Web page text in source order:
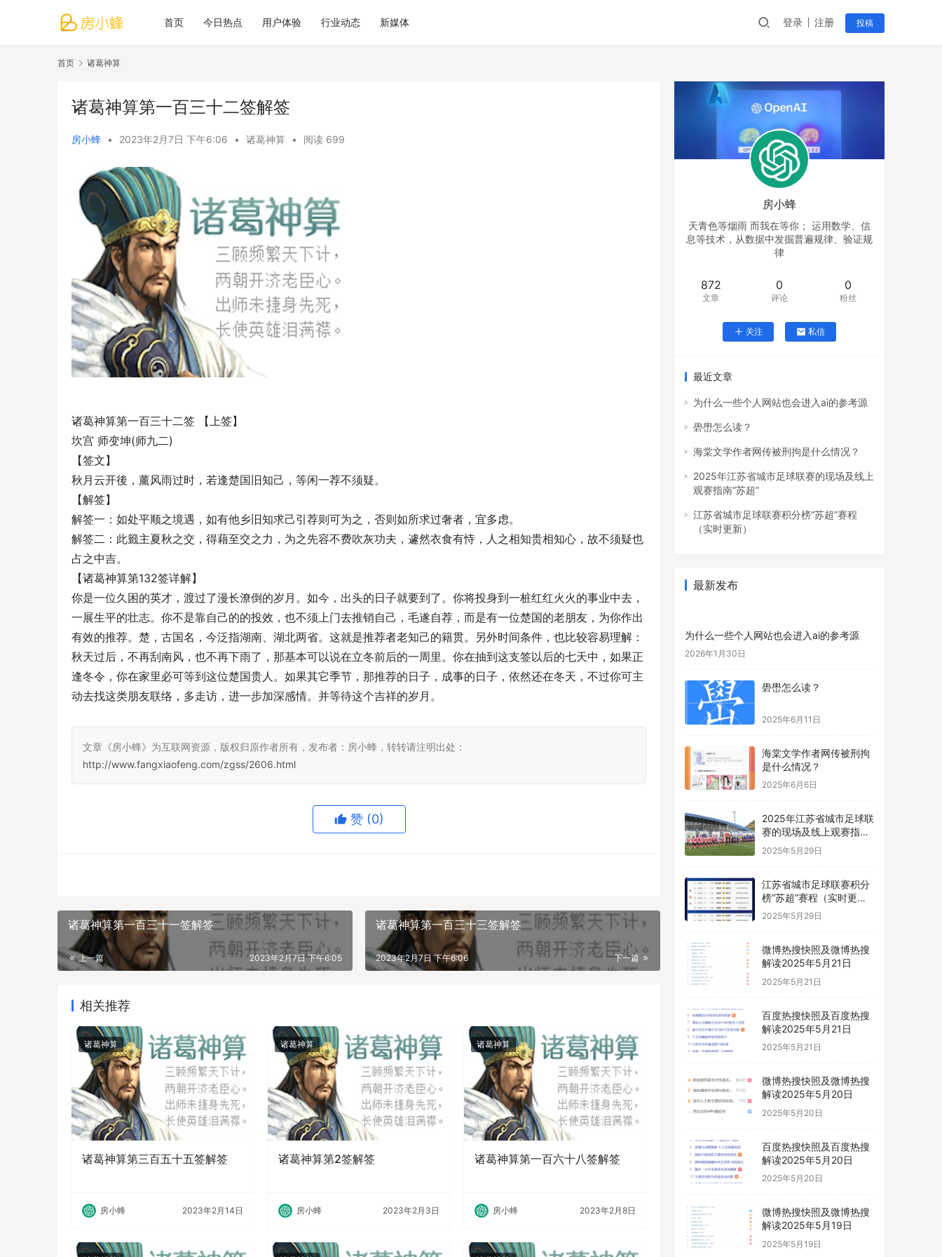
首页 今日热点 用户体验 行业动态 新媒体 登录 注册 投稿
首页 诸葛神算
诸葛神算第一百三十二签解签
房小蜂 • 2023年2月7日 下午6:06 • 诸葛神算 • 阅读 699
诸葛神算第一百三十二签 【上签】
坎宫 师变坤(师九二)
【签文】
秋月云开後，薰风雨过时，若逢楚国旧知己，等闲一荐不须疑。
【解签】
解签一：如处平顺之境遇，如有他乡旧知求己引荐则可为之，否则如所求过奢者，宜多虑。
解签二：此籤主夏秋之交，得藉至交之力，为之先容不费吹灰功夫，遽然衣食有恃，人之相知贵相知心，故不须疑也
占之中吉。
【诸葛神算第132签详解】
你是一位久困的英才，渡过了漫长潦倒的岁月。如今，出头的日子就要到了。你将投身到一桩红红火火的事业中去，
一展生平的壮志。你不是靠自己的的投效，也不须上门去推销自己，毛遂自荐，而是有一位楚国的老朋友，为你作出
有效的推荐。楚，古国名，今泛指湖南、湖北两省。这就是推荐者老知己的籍贯。另外时间条件，也比较容易理解：
秋天过后，不再刮南风，也不再下雨了，那基本可以说在立冬前后的一周里。你在抽到这支签以后的七天中，如果正
逢冬令，你在家里必可等到这位楚国贵人。如果其它季节，那推荐的日子，成事的日子，依然还在冬天，不过你可主
动去找这类朋友联络，多走访，进一步加深感情。并等待这个吉祥的岁月。
文章《房小蜂》为互联网资源，版权归原作者所有，发布者：房小蜂，转转请注明出处：
http://www.fangxiaofeng.com/zgss/2606.html
赞 (0)
诸葛神算第一百三十一签解签
上一篇 2023年2月7日 下午6:05
诸葛神算第一百三十三签解签
下一篇
2023年2月7日 下午6:06
相关推荐
诸葛神算
诸葛神算第三百五十五签解签
房小蜂 2023年2月14日
诸葛神算
诸葛神算第2签解签
房小蜂 2023年2月3日
诸葛神算
诸葛神算第一百六十八签解签
房小蜂 2023年2月8日
房小蜂
天青色等烟雨 而我在等你； 运用数学、信
息等技术，从数据中发掘普遍规律、验证规
律
872
文章
0
评论
0
粉丝
关注 私信
最近文章
为什么一些个人网站也会进入ai的参考源
礐嶨怎么读？
海棠文学作者网传被刑拘是什么情况？
2025年江苏省城市足球联赛的现场及线上
观赛指南“苏超”
江苏省城市足球联赛积分榜“苏超”赛程
（实时更新）
最新发布
为什么一些个人网站也会进入ai的参考源
2026年1月30日
礐嶨怎么读？
2025年6月11日
海棠文学作者网传被刑拘
是什么情况？
2025年6月6日
2025年江苏省城市足球联
赛的现场及线上观赛指南
“苏超”
2025年5月29日
江苏省城市足球联赛积分
榜“苏超”赛程（实时更
新）
2025年5月29日
微博热搜快照及微博热搜
解读2025年5月21日
2025年5月21日
百度热搜快照及百度热搜
解读2025年5月21日
2025年5月21日
微博热搜快照及微博热搜
解读2025年5月20日
2025年5月20日
百度热搜快照及百度热搜
解读2025年5月20日
2025年5月20日
微博热搜快照及微博热搜
解读2025年5月19日
2025年5月19日